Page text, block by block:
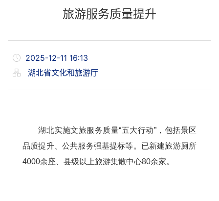
旅游服务质量提升
2025-12-11 16:13
湖北省文化和旅游厅
湖北实施文旅服务质量“五大行动”，包括景区
品质提升、公共服务强基提标等。已新建旅游厕所
4000余座、县级以上旅游集散中心80余家。